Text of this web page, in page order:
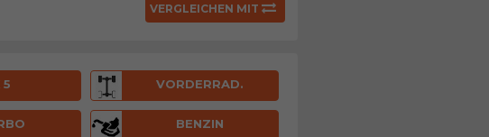
VERGLEICHEN MIT
5 VORDERRAD.
BENZIN